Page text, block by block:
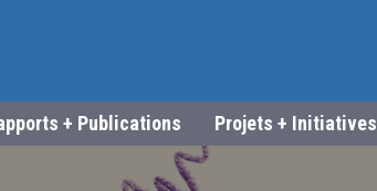
+ Publications Projets + Initiatives